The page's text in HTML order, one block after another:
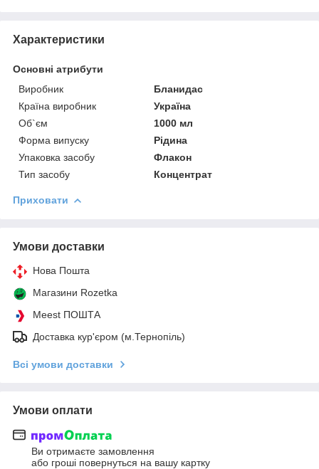
Характеристики
Основні атрибути
Виробник
Бланидас
Країна виробник
Україна
Об`єм
1000 мл
Форма випуску
Рідина
Упаковка засобу
Флакон
Тип засобу
Концентрат
Приховати
Умови доставки
Нова Пошта
Магазини Rozetka
Meest ПОШТА
Доставка кур'єром (м.Тернопіль)
Всі умови доставки
Умови оплати
Ви отримаєте замовлення
або гроші повернуться на вашу картку